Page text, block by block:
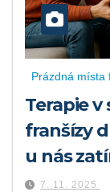
Prázdná místa
Terapie v
franšízy
u nás
7. 11. 2025